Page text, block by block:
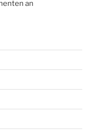
an